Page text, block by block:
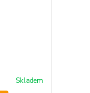
Skladem